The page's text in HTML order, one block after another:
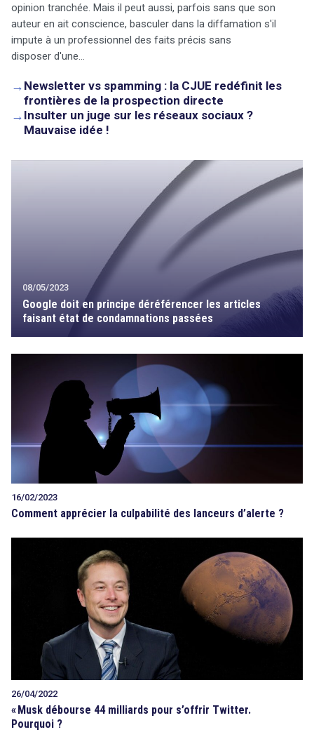
opinion tranchée. Mais il peut aussi, parfois sans que son
auteur en ait conscience, basculer dans la diffamation s'il
impute à un professionnel des faits précis sans
disposer d'une…
→ Newsletter vs spamming : la CJUE redéfinit les
frontières de la prospection directe
→ Insulter un juge sur les réseaux sociaux ?
Mauvaise idée !
08/05/2023
Google doit en principe déréférencer les articles
faisant état de condamnations passées
16/02/2023
Comment apprécier la culpabilité des lanceurs d’alerte ?
26/04/2022
« Musk débourse 44 milliards pour s’offrir Twitter.
Pourquoi ?